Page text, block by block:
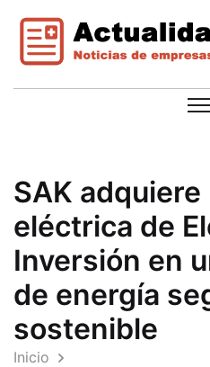
SAK adquiere
eléctrica de
Inversión en
de energía
sostenible
Inicio